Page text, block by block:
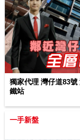
獨家代理 灣仔道83
鐵站
一手新盤